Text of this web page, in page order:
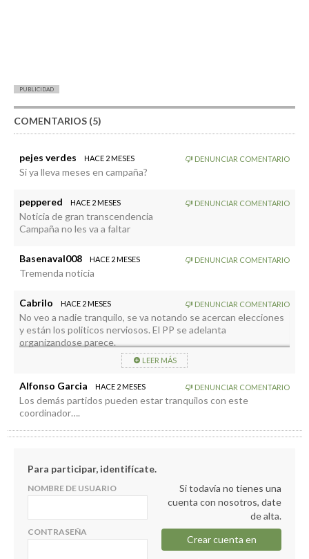
PUBLICIDAD
COMENTARIOS (5)
pejes verdes HACE 2 MESES DENUNCIAR COMENTARIO
Si ya lleva meses en campaña?
peppered HACE 2 MESES DENUNCIAR COMENTARIO
Noticia de gran transcendencia
Campaña no les va a faltar
Basenaval008 HACE 2 MESES DENUNCIAR COMENTARIO
Tremenda noticia
Cabrilo HACE 2 MESES DENUNCIAR COMENTARIO
No veo a nadie tranquilo, se va notando se acercan elecciones
y están los politicos nerviosos. El PP se adelanta
organizandose parece.
LEER MÁS
Alfonso Garcia HACE 2 MESES DENUNCIAR COMENTARIO
Los demás partidos pueden estar tranquilos con este
coordinador….
Para participar, identifícate.
NOMBRE DE USUARIO
CONTRASEÑA
Si todavía no tienes una
cuenta con nosotros, date
de alta.
Crear cuenta en